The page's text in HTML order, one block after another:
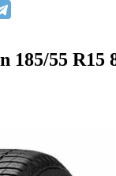
185/55 R15